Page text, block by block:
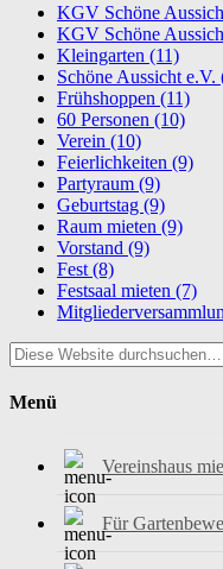
KGV Schöne
KGV Schöne
Kleingarten (11)
Schöne Aussicht e.V.
Frühshoppen (11)
60 Personen (10)
Verein (10)
Feierlichkeiten (9)
Partyraum (9)
Geburtstag (9)
Raum mieten (9)
Vorstand (9)
Fest (8)
Festsaal mieten (7)
Menü
Vereinshaus
Für